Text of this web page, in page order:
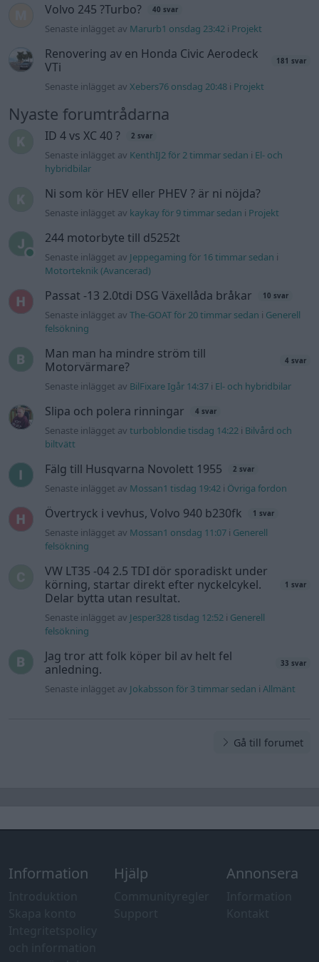
Volvo 245 ?Turbo? 40 svar
Senaste inlägget av Marurb1 onsdag 23:42 i Projekt
Renovering av en Honda Civic Aerodeck
VTi
181 svar
Senaste inlägget avXebers76 onsdag 20:48 i Projekt
Nyaste forumtrådarna
ID 4 vs XC 40 ? 2 svar
Senaste inlägget av KenthIJ2 för 2 timmar sedan i El- och
hybridbilar
Ni som kör HEV eller PHEV ? är ni nöjda?
Senaste inlägget av kaykay för 9 timmar sedan i Projekt
244 motorbyte till d5252t
Senaste inlägget av Jeppegaming för 16 timmar sedan i
Motorteknik (Avancerad)
Passat -13 2.0tdi DSG Växellåda bråkar 10 svar
Senaste inlägget avThe-GOAT för 20 timmar sedan i Generell
felsökning
Man man ha mindre ström till
Motorvärmare?
4 svar
Senaste inlägget av BilFixare Igår 14:37 i El- och hybridbilar
Slipa och polera rinningar 4 svar
Senaste inlägget avturboblondie tisdag 14:22 i Bilvård och
biltvätt
Fälg till Husqvarna Novolett 1955 2 svar
Senaste inlägget av Mossan1 tisdag 19:42 i Övriga fordon
Övertryck i vevhus, Volvo 940 b230fk 1 svar
Senaste inlägget av Mossan1 onsdag 11:07 i Generell
felsökning
VW LT35 -04 2.5 TDI dör sporadiskt under
körning, startar direkt efter nyckelcykel.
Delar bytta utan resultat.
1 svar
Senaste inlägget av Jesper328 tisdag 12:52 i Generell
felsökning
Jag tror att folk köper bil av helt fel
anledning.
33 svar
Senaste inlägget av Jokabsson för 3 timmar sedan iAllmänt
Gå till forumet
Information Hjälp Annonsera